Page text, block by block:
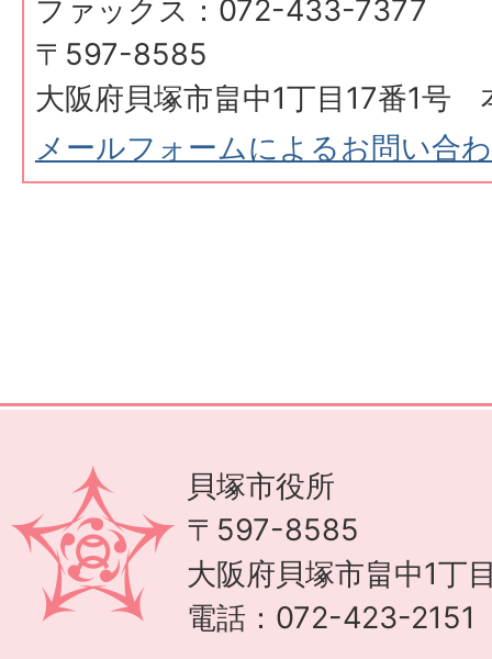
ファックス：072-433-7377
〒597-8585
大阪府貝塚市畠中1丁目17番1号
メールフォームによるお問い合
貝塚市役所
〒597-8585
大阪府貝塚市畠中1丁
電話：072-423-2151